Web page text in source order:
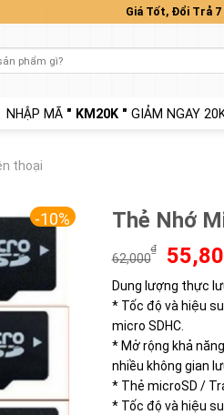
Giá Tốt, Đổi Trả 7
NHẬP MÃ " KM20K " GIẢM NGAY
thoại
-10% Thẻ Nhớ
62,000
₫
Giá
gốc
là:
Dung lượng thực
* Tốc độ và hiệu
micro SDHC.
* Mở rộng khả
nhiều không gian
* Thẻ microSD /
* Tốc độ và hiệu